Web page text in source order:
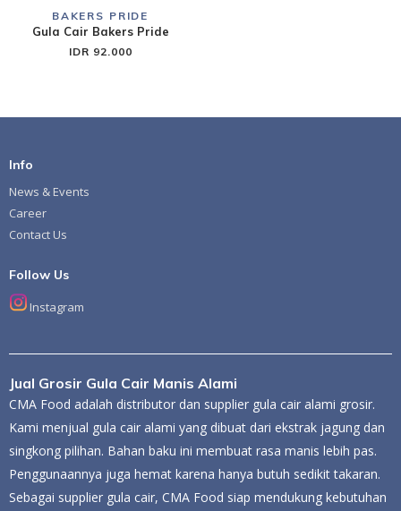
BAKERS PRIDE
Gula Cair Bakers Pride
IDR 92.000
Info
News & Events
Career
Contact Us
Follow Us
Instagram
Jual Grosir Gula Cair Manis Alami
CMA Food adalah distributor dan supplier gula cair alami grosir.
Kami menjual gula cair alami yang dibuat dari ekstrak jagung dan
singkong pilihan. Bahan baku ini membuat rasa manis lebih pas.
Penggunaannya juga hemat karena hanya butuh sedikit takaran.
Sebagai supplier gula cair, CMA Food siap mendukung kebutuhan